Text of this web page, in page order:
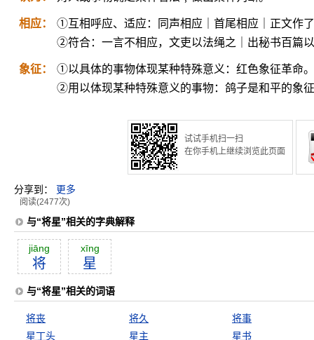
相应：
①互相呼应、适应：同声相应｜首尾相应｜正文作
②符合：一言不相应，文吏以法绳之｜出秘书百篇
象征：
①以具体的事物体现某种特殊意义：红色象征革命。
②用以体现某种特殊意义的事物：鸽子是和平的象
试试手机扫一扫
在你手机上继续浏览此页面
分享到： 更多
阅读(2477次)
与“将星”相关的字典解释
jiāng
将
xīng
星
与“将星”相关的词语
将丧 将久
将事
星丁头
星主 星书